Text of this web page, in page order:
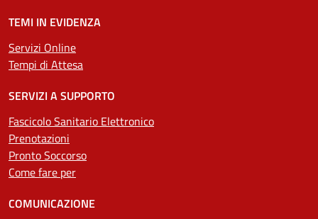
TEMI IN EVIDENZA
Servizi Online
Tempi di Attesa
SERVIZI A SUPPORTO
Fascicolo Sanitario Elettronico
Prenotazioni
Pronto Soccorso
Come fare per
COMUNICAZIONE